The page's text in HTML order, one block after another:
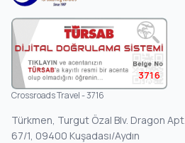
3716
Crossroads Travel - 3716
Türkmen, Turgut Özal Blv. Dragon Apt.
67/1, 09400 Kuşadası/Aydın